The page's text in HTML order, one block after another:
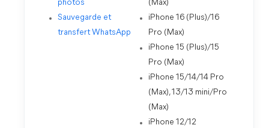
photos
Sauvegarde et
transfert WhatsApp
(Max)
iPhone 16 (Plus)/16
Pro (Max)
iPhone 15 (Plus)/15
Pro (Max)
iPhone 15/14/14 Pro
(Max), 13/13 mini/Pro
(Max)
iPhone 12/12